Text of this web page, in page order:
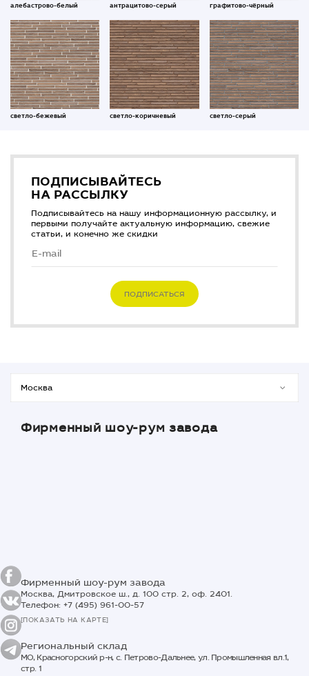
алебастрово-белый антрацитово-серый графитово-чёрный
светло-бежевый светло-коричневый светло-серый
ПОДПИСЫВАЙТЕСЬ
НА РАССЫЛКУ
Подписывайтесь на нашу информационную рассылку, и
первыми получайте актуальную информацию, свежие
статьи, и конечно же скидки
ПОДПИСАТЬСЯ
Фирменный шоу-рум завода
Фирменный шоу-рум завода
Москва, Дмитровское ш., д. 100 стр. 2, оф. 2401.
Телефон: +7 (495) 961-00-57
[ПОКАЗАТЬ НА КАРТЕ]
Региональный склад
МО, Красногорский р-н, с. Петрово-Дальнее, ул. Промышленная вл.1,
стр. 1